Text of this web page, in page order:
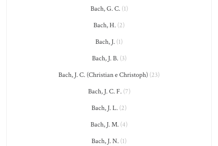
Bach, G. C.(1)
Bach, H. (2)
Bach, J. (1)
Bach, J. B.(3)
Bach, J. C. (Christian e Christoph) (23)
Bach, J. C. F.(7)
Bach, J. L. (2)
Bach, J. M. (4)
Bach, J. N. (1)